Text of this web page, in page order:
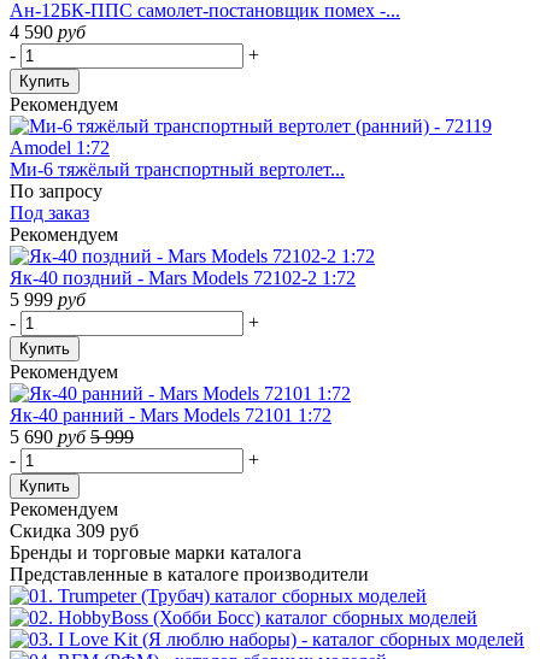
Ан-12БК-ППС самолет-постановщик помех -...
4 590 руб
-
+
Купить
Рекомендуем
Ми-6 тяжёлый транспортный вертолет...
По запросу
Под заказ
Рекомендуем
Як-40 поздний - Mars Models 72102-2 1:72
5 999 руб
-
+
Купить
Рекомендуем
Як-40 ранний - Mars Models 72101 1:72
5 690 руб 5 999
-
+
Купить
Рекомендуем
Скидка 309 руб
Бренды и торговые марки каталога
Представленные в каталоге производители